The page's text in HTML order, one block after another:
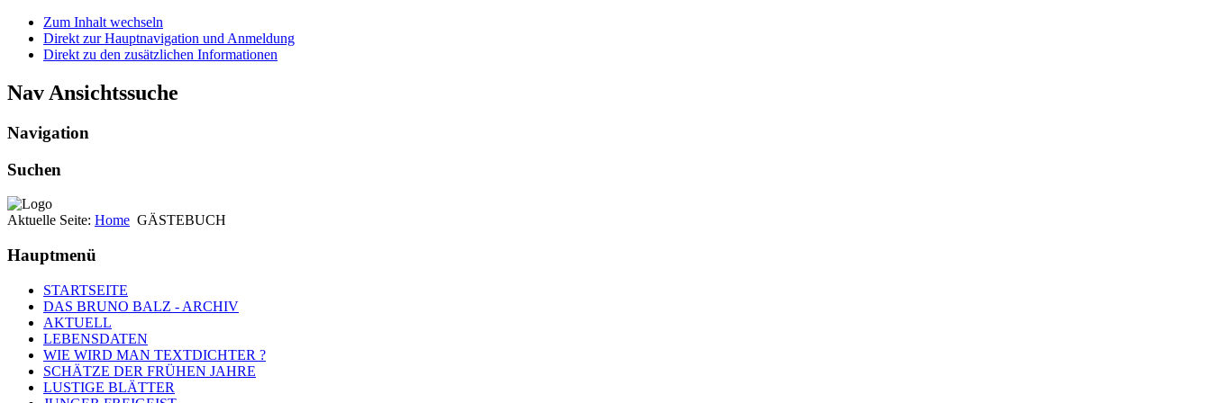
Zum Inhalt wechseln
Direkt zur Hauptnavigation und Anmeldung
Direkt zu den zusätzlichen Informationen
Nav Ansichtssuche
Navigation
Suchen
Aktuelle Seite: Home GÄSTEBUCH
Hauptmenü
STARTSEITE
DAS BRUNO BALZ - ARCHIV
AKTUELL
LEBENSDATEN
WIE WIRD MAN TEXTDICHTER ?
SCHÄTZE DER FRÜHEN JAHRE
LUSTIGE BLÄTTER